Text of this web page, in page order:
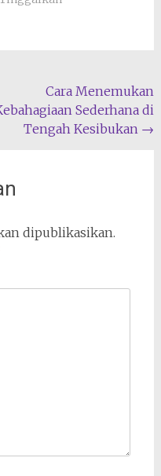
Cara Menemukan
Sederhana di
Tengah Kesibukan →
dipublikasikan.